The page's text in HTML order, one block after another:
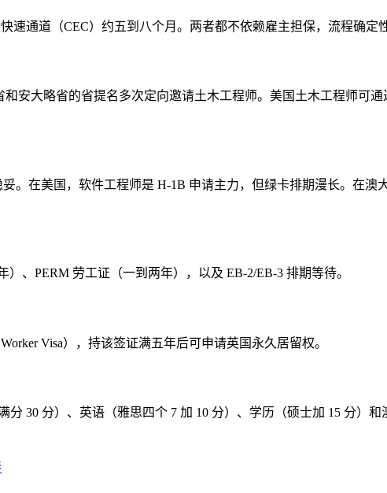
通道（CEC）约五到八个月。两者都不依赖雇主担保，流程确定
安大略省的省提名多次定向邀请土木工程师。美国土木工程师可
。在美国，软件工程师是 H-1B 申请主力，但绿卡排期漫长。在澳
、PERM 劳工证（一到两年），以及 EB-2/EB-3 排期等待。
Visa），持该签证满五年后可申请英国永久居留权。
30 分）、英语（雅思四个 7 加 10 分）、学历（硕士加 15 分）